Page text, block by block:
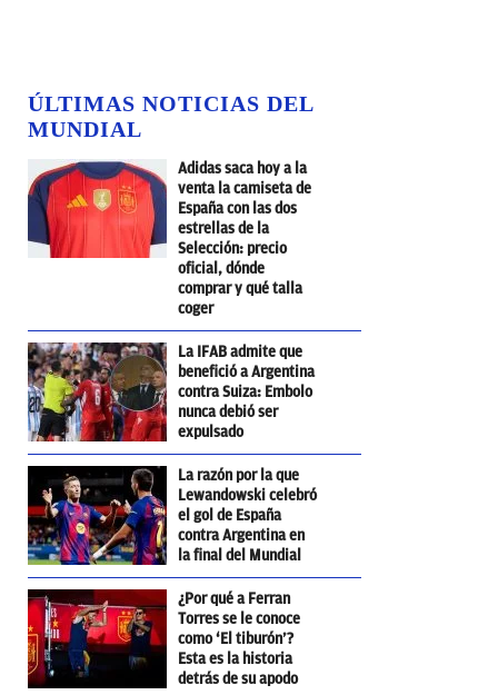
ÚLTIMAS NOTICIAS DEL
MUNDIAL
Adidas saca hoy a la
venta la camiseta de
España con las dos
estrellas de la
Selección: precio
oficial, dónde
comprar y qué talla
coger
La IFAB admite que
benefició a Argentina
contra Suiza: Embolo
nunca debió ser
expulsado
La razón por la que
Lewandowski celebró
el gol de España
contra Argentina en
la final del Mundial
¿Por qué a Ferran
Torres se le conoce
como ‘El tiburón’?
Esta es la historia
detrás de su apodo